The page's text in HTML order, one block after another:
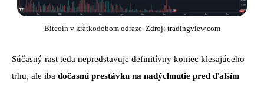
Bitcoin v krátkodobom odraze. Zdroj: tradingview.com
Súčasný rast teda nepredstavuje definitívny koniec klesajúceho
trhu, ale iba dočasnú prestávku na nadýchnutie pred ďalším